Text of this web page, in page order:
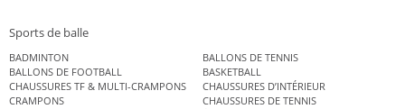
Sports de balle
BADMINTON
BALLONS DE TENNIS
BALLONS DE FOOTBALL
BASKETBALL
CHAUSSURES TF & MULTI-CRAMPONS
CHAUSSURES D’INTÉRIEUR
CRAMPONS
CHAUSSURES DE TENNIS